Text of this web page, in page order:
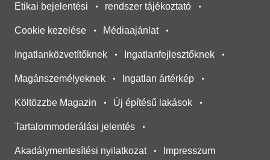
Etikai bejelentési rendszer tájékoztató
Cookie kezelése Médiaajánlat
Ingatlanközvetítőknek Ingatlanfejlesztőknek
Magánszemélyeknek Ingatlan ártérkép
Költözzbe Magazin Új építésű lakások
Tartalommoderálási jelentés
Akadálymentesítési nyilatkozat Impresszum